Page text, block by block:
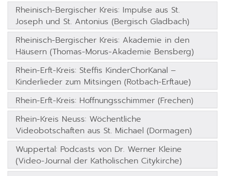
Rheinisch-Bergischer Kreis: Impulse aus St.
Joseph und St. Antonius (Bergisch Gladbach)
Rheinisch-Bergischer Kreis: Akademie in den
Häusern (Thomas-Morus-Akademie Bensberg)
Rhein-Erft-Kreis: Steffis KinderChorKanal –
Kinderlieder zum Mitsingen (Rotbach-Erftaue)
Rhein-Erft-Kreis: Hoffnungsschimmer (Frechen)
Rhein-Kreis Neuss: Wöchentliche
Videobotschaften aus St. Michael (Dormagen)
Wuppertal: Podcasts von Dr. Werner Kleine
(Video-Journal der Katholischen Citykirche)